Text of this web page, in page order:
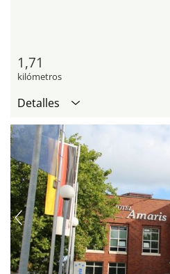
1,71
kilómetros
Detalles